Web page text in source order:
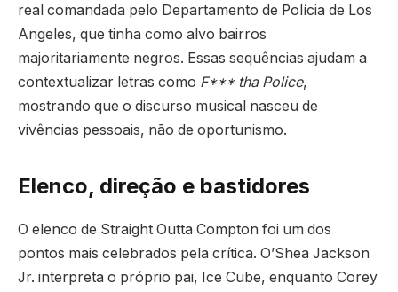
real comandada pelo Departamento de Polícia de Los
Angeles, que tinha como alvo bairros
majoritariamente negros. Essas sequências ajudam a
contextualizar letras como F*** tha Police,
mostrando que o discurso musical nasceu de
vivências pessoais, não de oportunismo.
Elenco, direção e bastidores
O elenco de Straight Outta Compton foi um dos
pontos mais celebrados pela crítica. O’Shea Jackson
Jr. interpreta o próprio pai, Ice Cube, enquanto Corey